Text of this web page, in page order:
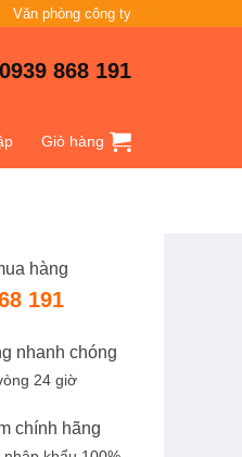
Văn phòng công ty
0939 868 191
Giỏ hàng
hàng
191
nhanh chóng
24 giờ
chính hãng